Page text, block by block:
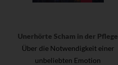
Unerhörte Scham in der Pflege
Über die Notwendigkeit einer
unbeliebten Emotion